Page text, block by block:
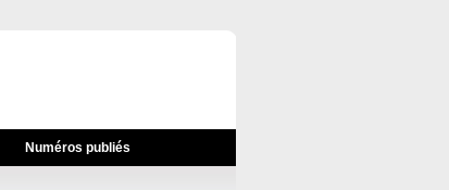
Numéros publiés